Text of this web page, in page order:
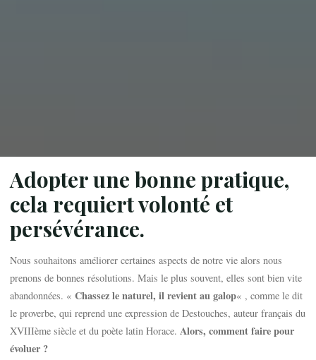
Adopter une bonne pratique,
cela requiert volonté et
persévérance.
Nous souhaitons améliorer certaines aspects de notre vie alors nous
prenons de bonnes résolutions. Mais le plus souvent, elles sont bien vite
abandonnées. «Chassez le naturel, il revient au galop« , comme le dit
le proverbe, qui reprend une expression de Destouches, auteur français du
XVIIIème siècle et du poète latin Horace.Alors, comment faire pour
évoluer ?